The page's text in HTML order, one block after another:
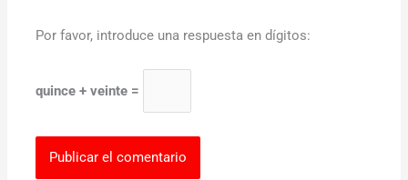
Por favor, introduce una respuesta en dígitos:
quince + veinte =